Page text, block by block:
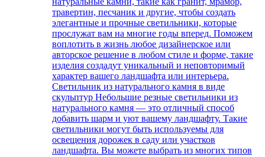
травертин, песчаник и другие, чтобы создать
элегантные и прочные светильники, которые
прослужат вам на многие годы вперед. Поможем
воплотить в жизнь любое дизайнерское или
авторское решение в любом стиле и форме, такие
изделия создадут уникальный и неповторимый
характер вашего ландшафта или интерьера.
Светильник из натурального камня в виде
скульптур Небольшие резные светильники из
натурального камня — это отличный способ
добавить шарм и уют вашему ландшафту. Такие
светильники могут быть используемы для
освещения дорожек в саду или участков
ландшафта. Вы можете выбрать из многих типов